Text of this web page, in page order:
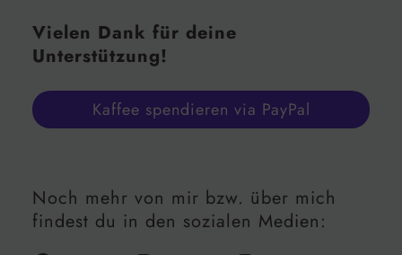
Vielen Dank für deine
Unterstützung!
Kaffee spendieren via PayPal
Noch mehr von mir bzw. über mich
findest du in den sozialen Medien: